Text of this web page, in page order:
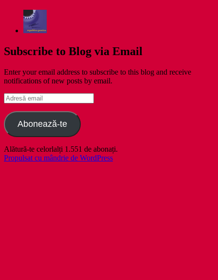
Subscribe to Blog via Email
Enter your email address to subscribe to this blog and receive
notifications of new posts by email.
Adresă
email
Abonează-te
Alătură-te celorlalți 1.551 de abonați.
Propulsat cu mândrie de WordPress